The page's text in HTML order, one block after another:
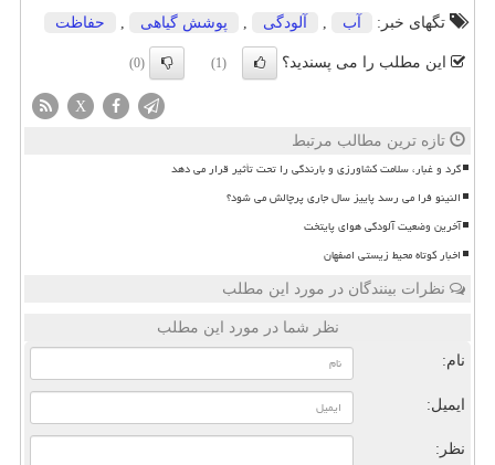
تگهای خبر:
آب آلودگی پوشش گیاهی حفاظت
این مطلب را می پسندید؟ (1)
(0)
X
تازه ترین مطالب مرتبط
گرد و غبار، سلامت کشاورزی و بارندگی را تحت تأثیر قرار می دهد
النینو فرا می رسد پاییز سال جاری پرچالش می شود؟
آخرین وضعیت آلودگی هوای پایتخت
اخبار کوتاه محیط زیستی اصفهان
نظرات بینندگان در مورد این مطلب
نظر شما در مورد این مطلب
نام:
ایمیل:
نظر: